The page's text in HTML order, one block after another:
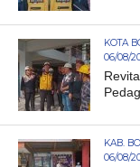
KOTA
06/08/
KAB.
06/08/